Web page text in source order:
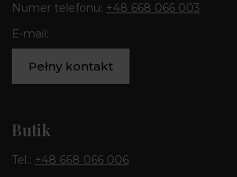
Numer telefonu: +48 668 066 003
E-mail:
Pełny kontakt
Butik
Tel.: +48 668 066 006